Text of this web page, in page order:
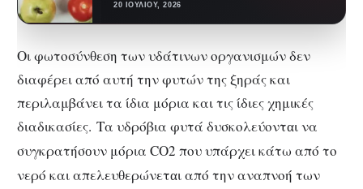
την βελτίωση της
20 ΙΟΥΛΊΟΥ, 2026
Οι φωτοσύνθεση των υδάτινων οργανισμών δεν
διαφέρει από αυτή την φυτών της ξηράς και
περιλαμβάνει τα ίδια μόρια και τις ίδιες χημικές
διαδικασίες. Τα υδρόβια φυτά δυσκολεύονται να
συγκρατήσουν μόρια CO2 που υπάρχει κάτω από το
νερό και απελευθερώνεται από την αναπνοή των